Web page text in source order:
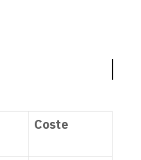
Coste